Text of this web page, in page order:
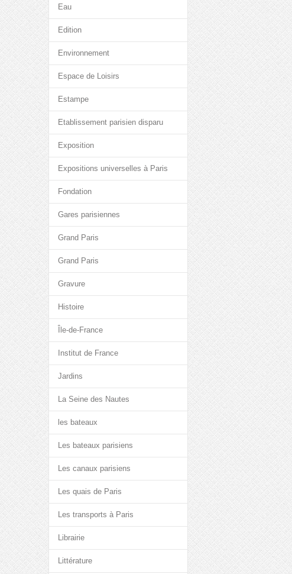
Eau
Edition
Environnement
Espace de Loisirs
Estampe
Etablissement parisien disparu
Exposition
Expositions universelles à Paris
Fondation
Gares parisiennes
Grand Paris
Grand Paris
Gravure
Histoire
Île-de-France
Institut de France
Jardins
La Seine des Nautes
les bateaux
Les bateaux parisiens
Les canaux parisiens
Les quais de Paris
Les transports à Paris
Librairie
Littérature